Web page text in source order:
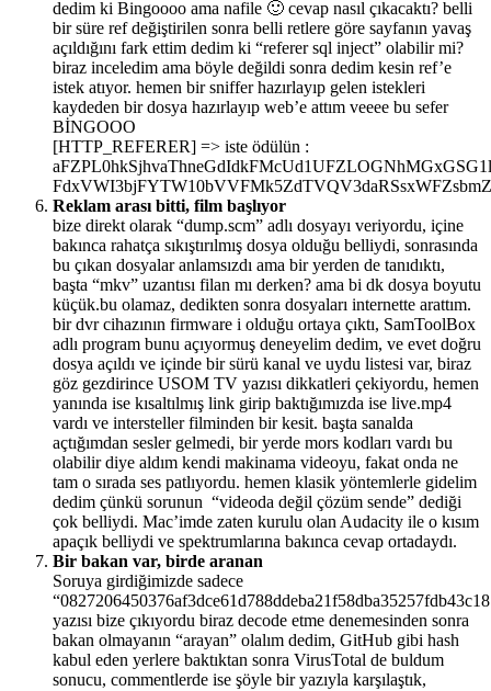
dedim ki Bingoooo ama nafile 🙂 cevap nasıl çıkacaktı? belli
bir süre ref değiştirilen sonra belli retlere göre sayfanın yavaş
açıldığını fark ettim dedim ki “referer sql inject” olabilir mi?
biraz inceledim ama böyle değildi sonra dedim kesin ref’e
istek atıyor. hemen bir sniffer hazırlayıp gelen istekleri
kaydeden bir dosya hazırlayıp web’e attım veeee bu sefer
BİNGOOO
[HTTP_REFERER] => iste ödülün :
Reklam arası bitti, film başlıyor
bize direkt olarak “dump.scm” adlı dosyayı veriyordu, içine
bakınca rahatça sıkıştırılmış dosya olduğu belliydi, sonrasında
bu çıkan dosyalar anlamsızdı ama bir yerden de tanıdıktı,
başta “mkv” uzantısı filan mı derken? ama bi dk dosya boyutu
küçük.bu olamaz, dedikten sonra dosyaları internette arattım.
bir dvr cihazının firmware i olduğu ortaya çıktı, SamToolBox
adlı program bunu açıyormuş deneyelim dedim, ve evet doğru
dosya açıldı ve içinde bir sürü kanal ve uydu listesi var, biraz
göz gezdirince USOM TV yazısı dikkatleri çekiyordu, hemen
yanında ise kısaltılmış link girip baktığımızda ise live.mp4
vardı ve intersteller filminden bir kesit. başta sanalda
açtığımdan sesler gelmedi, bir yerde mors kodları vardı bu
olabilir diye aldım kendi makinama videoyu, fakat onda ne
tam o sırada ses patlıyordu. hemen klasik yöntemlerle gidelim
dedim çünkü sorunun “videoda değil çözüm sende” dediği
çok belliydi. Mac’imde zaten kurulu olan Audacity ile o kısım
apaçık belliydi ve spektrumlarına bakınca cevap ortadaydı.
Bir bakan var, birde aranan
Soruya girdiğimizde sadece
yazısı bize çıkıyordu biraz decode etme denemesinden sonra
bakan olmayanın “arayan” olalım dedim, GitHub gibi hash
kabul eden yerlere baktıktan sonra VirusTotal de buldum
sonucu, commentlerde ise şöyle bir yazıyla karşılaştık,